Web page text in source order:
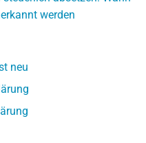
werden
neu